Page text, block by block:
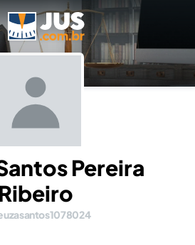
Pereira
Ribeiro